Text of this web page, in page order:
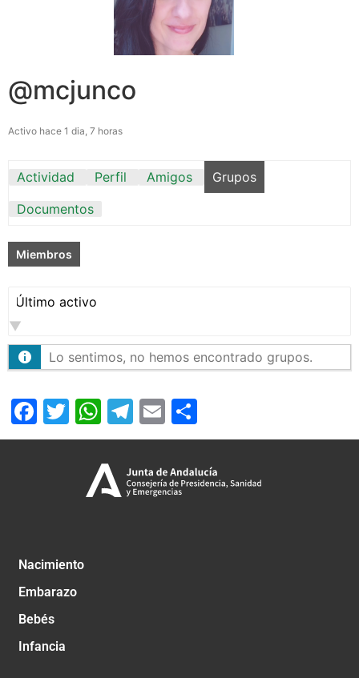
@mcjunco
Activo hace 1 dia, 7 horas
Actividad Perfil Amigos
Grupos
Documentos
Miembros
Ordenar
por:
Lo sentimos, no hemos encontrado grupos.
Facebook
Twitter
WhatsApp
Telegram
Email
Nacimiento
Embarazo
Bebés
Infancia